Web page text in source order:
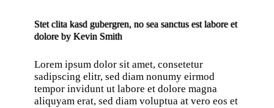
Stet clita kasd gubergren, no sea sanctus est labore et
dolore by Kevin Smith
Lorem ipsum dolor sit amet, consetetur
sadipscing elitr, sed diam nonumy eirmod
tempor invidunt ut labore et dolore magna
aliquyam erat, sed diam voluptua at vero eos et